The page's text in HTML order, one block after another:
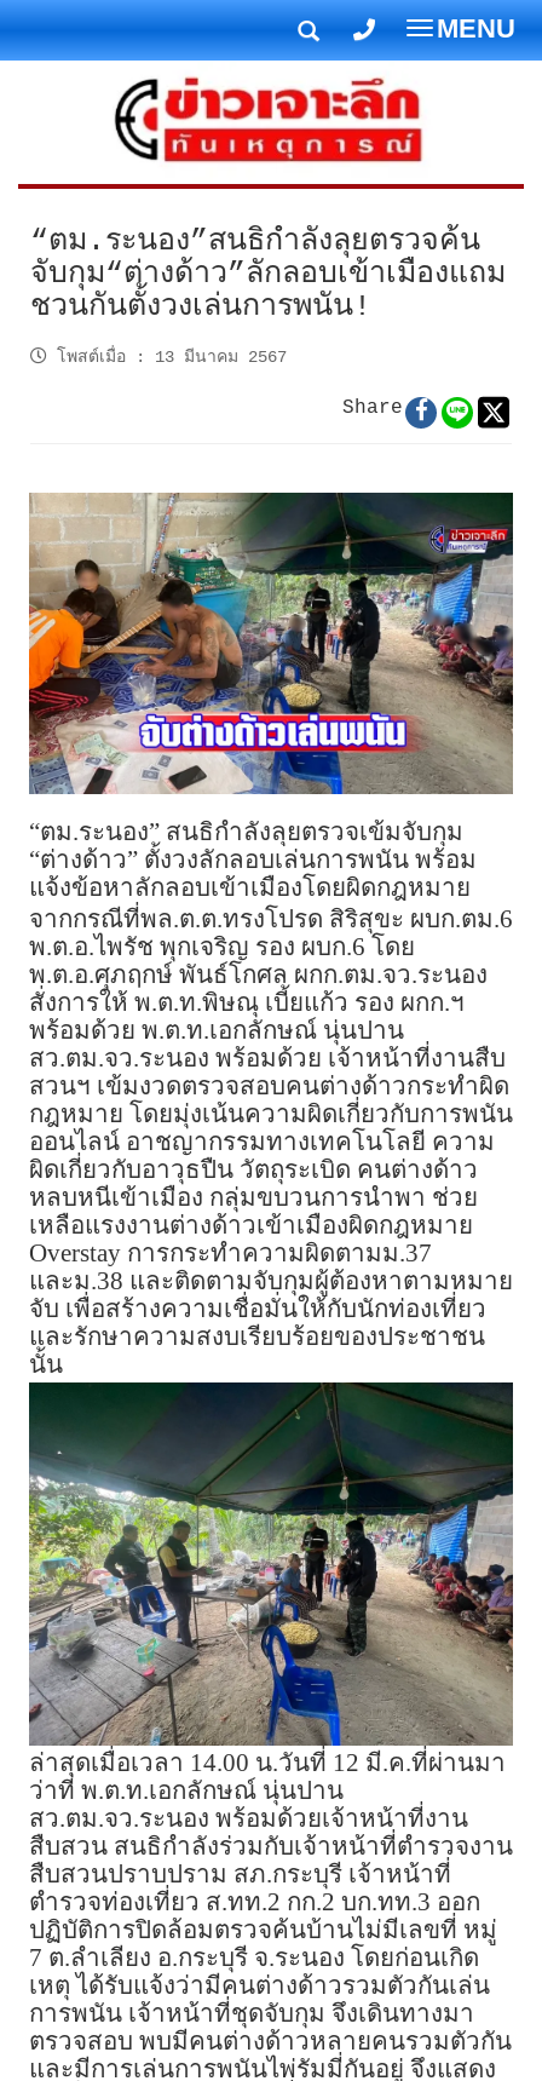
T
o
g
g
l
e
a
v
t
n
MENU
“ตม.ระนอง”สนธิกำลังลุยตรวจค้น
จับกุม“ต่างด้าว”ลักลอบเข้าเมืองแถม
ชวนกันตั้งวงเล่นการพนัน!
โพสต์เมื่อ : 13 มีนาคม 2567
Share
“ตม.ระนอง” สนธิกำลังลุยตรวจเข้มจับกุม
“ต่างด้าว” ตั้งวงลักลอบเล่นการพนัน พร้อม
แจ้งข้อหาลักลอบเข้าเมืองโดยผิดกฎหมาย
จากกรณีที่พล.ต.ต.ทรงโปรด สิริสุขะ ผบก.ตม.6
พ.ต.อ.ไพรัช พุกเจริญ รอง ผบก.6 โดย
พ.ต.อ.ศุภฤกษ์ พันธ์โกศล ผกก.ตม.จว.ระนอง
สั่งการให้ พ.ต.ท.พิษณุ เบี้ยแก้ว รอง ผกก.ฯ
พร้อมด้วย พ.ต.ท.เอกลักษณ์ นุ่นปาน
สว.ตม.จว.ระนอง พร้อมด้วย เจ้าหน้าที่งานสืบ
สวนฯ เข้มงวดตรวจสอบคนต่างด้าวกระทำผิด
กฎหมาย โดยมุ่งเน้นความผิดเกี่ยวกับการพนัน
ออนไลน์ อาชญากรรมทางเทคโนโลยี ความ
ผิดเกี่ยวกับอาวุธปืน วัตถุระเบิด คนต่างด้าว
หลบหนีเข้าเมือง กลุ่มขบวนการนำพา ช่วย
เหลือแรงงานต่างด้าวเข้าเมืองผิดกฎหมาย
Overstay การกระทำความผิดตามม.37
และม.38 และติดตามจับกุมผู้ต้องหาตามหมาย
จับ เพื่อสร้างความเชื่อมั่นให้กับนักท่องเที่ยว
และรักษาความสงบเรียบร้อยของประชาชน
นั้น
ล่าสุดเมื่อเวลา 14.00 น.วันที่ 12 มี.ค.ที่ผ่านมา
ว่าที่ พ.ต.ท.เอกลักษณ์ นุ่นปาน
สว.ตม.จว.ระนอง พร้อมด้วยเจ้าหน้าที่งาน
สืบสวน สนธิกำลังร่วมกับเจ้าหน้าที่ตำรวจงาน
สืบสวนปราบปราม สภ.กระบุรี เจ้าหน้าที่
ตำรวจท่องเที่ยว ส.ทท.2 กก.2 บก.ทท.3 ออก
ปฏิบัติการปิดล้อมตรวจค้นบ้านไม่มีเลขที่ หมู่
7 ต.ลำเลียง อ.กระบุรี จ.ระนอง โดยก่อนเกิด
เหตุ ได้รับแจ้งว่ามีคนต่างด้าวรวมตัวกันเล่น
การพนัน เจ้าหน้าที่ชุดจับกุม จึงเดินทางมา
ตรวจสอบ พบมีคนต่างด้าวหลายคนรวมตัวกัน
และมีการเล่นการพนันไพ่รัมมี่กันอยู่ จึงแสดง